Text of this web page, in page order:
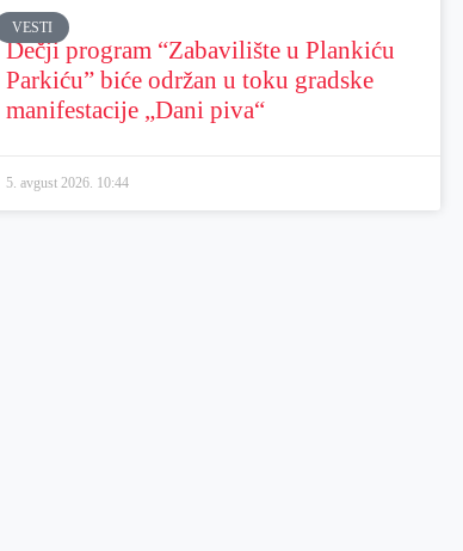
VESTI
Dečji program “Zabavilište u Plankiću
Parkiću” biće održan u toku gradske
manifestacije „Dani piva“
5. avgust 2026. 10:44